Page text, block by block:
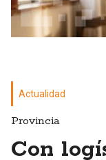
Actualidad
Provincia
Con